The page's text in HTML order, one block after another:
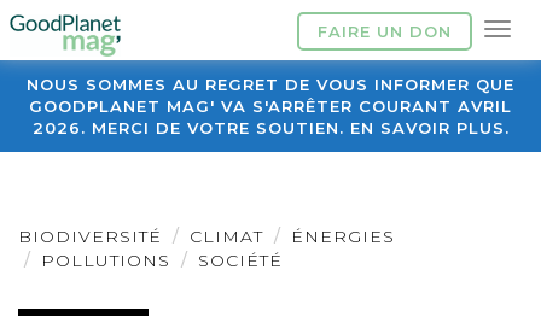
FAIRE UN DON
NOUS SOMMES AU REGRET DE VOUS INFORMER QUE
GOODPLANET MAG' VA S'ARRÊTER COURANT AVRIL
2026. MERCI DE VOTRE SOUTIEN. EN SAVOIR PLUS.
BIODIVERSITÉ CLIMAT
ÉNERGIES
POLLUTIONS
SOCIÉTÉ